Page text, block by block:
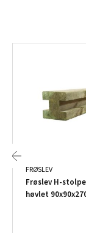
FRØSLEV
Frøslev H-
høvlet